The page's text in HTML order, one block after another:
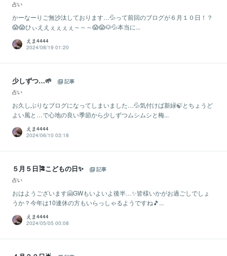
占い
かーなーりご無沙汰しております…💦って前回のブログが６月１０日！？
😱😱ひぃええぇぇぇぇ～～～😱😱🐶💦本当に...
えま4444
2024/08/19 01:20
少しずつ…🌱
記事
占い
お久しぶりなブログになってしまいました…💦気付けば新緑🍃とちょうど
よい風と…で心地の良い季節から少しずつムシムシと梅...
えま4444
2024/06/10 03:18
５月５日🎏こどもの日✨
記事
占い
おはようございます🤗GWもいよいよ後半…✨皆様いかがお過ごしでしょ
うか？今年は10連休の方もいらっしゃるようですね🎵...
えま4444
2024/05/05 00:08